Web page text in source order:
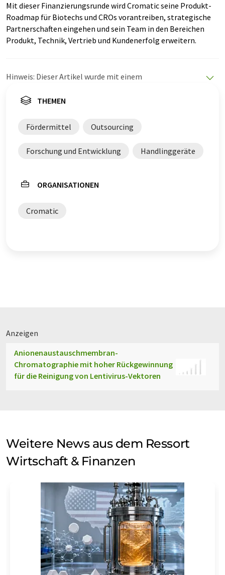
Mit dieser Finanzierungsrunde wird Cromatic seine Produkt-
Roadmap für Biotechs und CROs vorantreiben, strategische
Partnerschaften eingehen und sein Team in den Bereichen
Produkt, Technik, Vertrieb und Kundenerfolg erweitern.
Hinweis: Dieser Artikel wurde mit einem
LUMITOS bietet diese automatischen Übersetzungen
Nachrichten zu präsentieren. Da dieser Artikel mit
automatischer Übersetzung übersetzt wurde, ist es
möglich, dass er Fehler im Vokabular, in der Syntax oder
in der Grammatik enthält. Den ursprünglichen Artikel in
THEMEN
Fördermittel Outsourcing
Forschung und Entwicklung Handlinggeräte
ORGANISATIONEN
Cromatic
Anzeigen
Anionenaustauschmembran-
Chromatographie mit hoher Rückgewinnung
für die Reinigung von Lentivirus-Vektoren
Weitere News aus dem Ressort
Wirtschaft & Finanzen